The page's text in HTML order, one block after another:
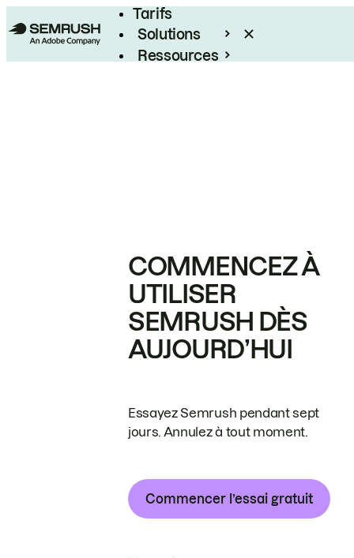
Tarifs
Solutions
Ressources
COMMENCEZ À
UTILISER
SEMRUSH DÈS
AUJOURD’HUI
Essayez Semrush pendant sept
jours. Annulez à tout moment.
Commencer l’essai gratuit